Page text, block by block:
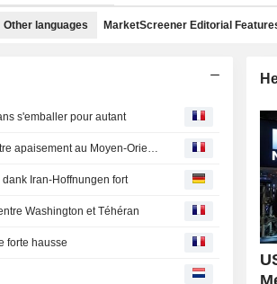
Other languages MarketScreener Editorial
s'emballer pour autant
Point marchés-Wall Street en ordre dispersé, entre apaisement au Moyen-Orient et doutes sur l'IA
Iran-Hoffnungen fort
Washington et Téhéran
forte hausse